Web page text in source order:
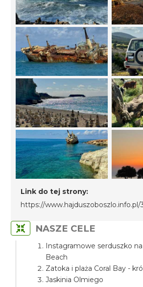
Link do tej strony:
https://www.hajduszoboszlo.info.pl/
NASZE CELE
Instagramowe serduszko
Beach
Zatoka i plaża Coral Bay -
Jaskinia Olmiego